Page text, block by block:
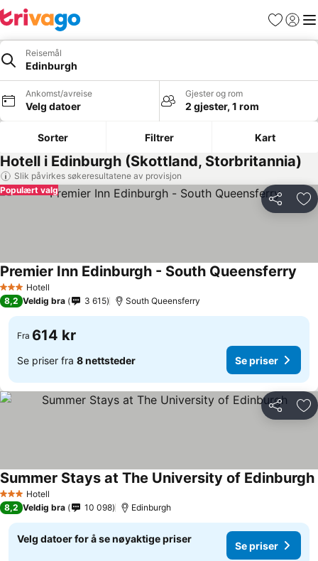
Favoritter
Logg
Reisemål
Edinburgh
Ankomst/avreise
Velg datoer
Gjester og rom
2 gjester, 1 rom
Sorter Filtrer Kart
Hotell i Edinburgh (Skottland, Storbritannia)
Slik påvirkes søkeresultatene av provisjon
Del
Populært valg
3 StjernerHotell
Premier Inn Edinburgh - South Queensferry
8,2 Veldig bra 3 615 South Queensferry
Fra 614 kr
Se priser fra 8 nettsteder Se priser
Del
3 StjernerHotell
Summer Stays at The University of Edinburgh
8,2 Veldig bra 10 098 Edinburgh
Velg datoer for å se nøyaktige priser
Se priser